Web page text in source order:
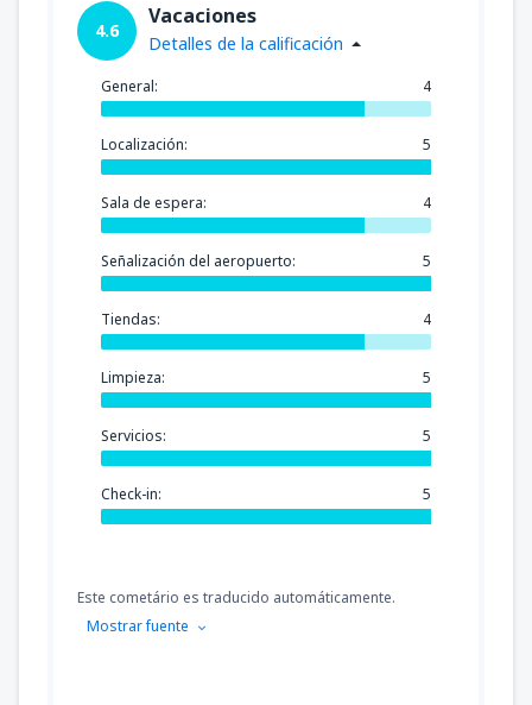
4.6
Vacaciones
Detalles de la calificación
General: 4
Localización: 5
Sala de espera: 4
Señalización del aeropuerto: 5
Tiendas: 4
Limpieza: 5
Servicios: 5
Check-in: 5
Este cometário es traducido automáticamente.
Mostrar fuente